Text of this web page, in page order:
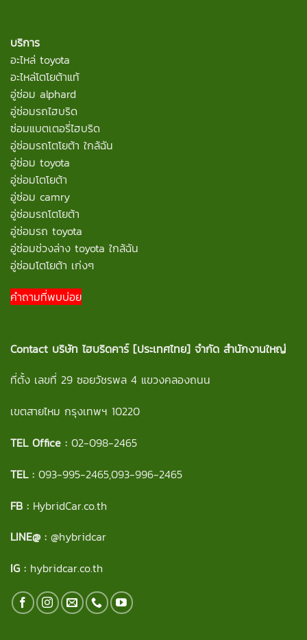
บริการ
อะไหล่ toyota
อะไหล่โตโยต้าแท้
อู่ซ่อม alphard
อู่ซ่อมรถไฮบริด
ซ่อมแบตเตอรี่ไฮบริด
อู่ซ่อมรถโตโยต้า ใกล้ฉัน
อู่ซ่อม toyota
อู่ซ่อมโตโยต้า
อู่ซ่อม camry
อู่ซ่อมรถโตโยต้า
อู่ซ่อมรถ toyota
อู่ซ่อมช่วงล่าง toyota ใกล้ฉัน
อู่ซ่อมโตโยต้า เก่งๆ
คำถามที่พบบ่อย
Contact บริษัท ไฮบริดคาร์ [ประเทศไทย] จำกัด สำนักงานใหญ่
ที่ตั้ง เลขที่ 29 ซอยวัชรพล 4 แขวงคลองถนน
เขตสายไหม กรุงเทพฯ 10220
TEL Office : 02-098-2465
TEL : 093-995-2465,093-996-2465
FB : HybridCar.co.th
LINE@ : @hybridcar
IG : hybridcar.co.th